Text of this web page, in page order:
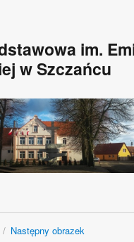
im.
w Szczańcu
Następny obrazek